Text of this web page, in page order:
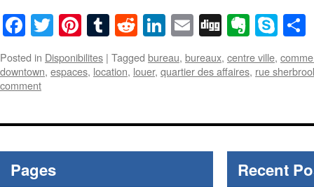
Facebook
TwitterPinterest
Tumblr
RedditLinkedIn
EmailDigg
Posted in Disponibilites | Tagged bureau, bureaux, centre ville,
downtown, espaces, location, louer, quartier des affaires, rue
comment
Pages Recent